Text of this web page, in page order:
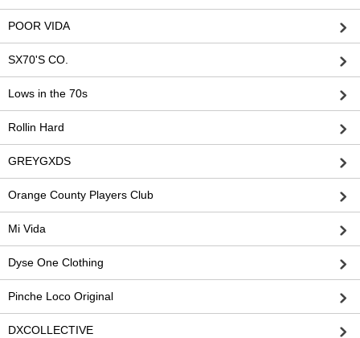
POOR VIDA
SX70'S CO.
Lows in the 70s
Rollin Hard
GREYGXDS
Orange County Players Club
Mi Vida
Dyse One Clothing
Pinche Loco Original
DXCOLLECTIVE